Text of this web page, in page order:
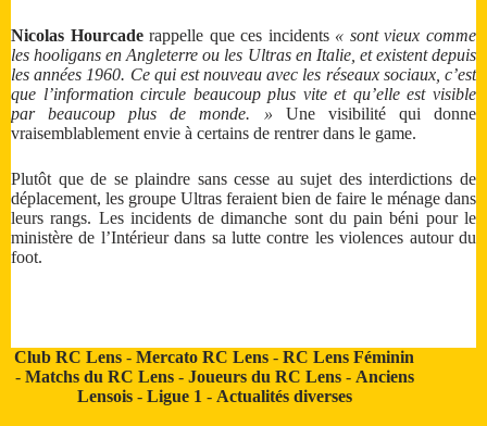
Nicolas Hourcaderappelle que ces incidents « sont vieux comme
les hooligans en Angleterre ou les Ultras en Italie, et existent depuis
les années 1960. Ce qui est nouveau avec les réseaux sociaux, c’est
que l’information circule beaucoup plus vite et qu’elle est visible
par beaucoup plus de monde. » Une visibilité qui donne
vraisemblablement envie à certains de rentrer dans le game.
Plutôt que de se plaindre sans cesse au sujet des interdictions de
déplacement, les groupe Ultras feraient bien de faire le ménage dans
leurs rangs. Les incidents de dimanche sont du pain béni pour le
ministère de l’Intérieur dans sa lutte contre les violences autour du
foot.
Club RC Lens -Mercato RC Lens -RC Lens Féminin
- Matchs du RC Lens- Joueurs du RC Lens- Anciens
Lensois- Ligue 1 - Actualités diverses